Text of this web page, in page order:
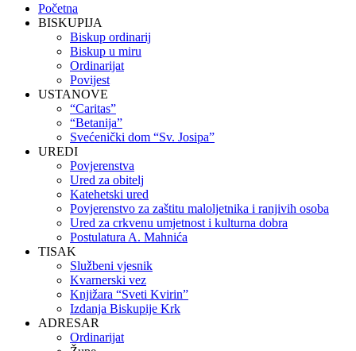
Primary
Menu
Skip
Početna
BISKUPIJA
Biskup ordinarij
Biskup u miru
Ordinarijat
Povijest
USTANOVE
“Caritas”
“Betanija”
Svećenički dom “Sv. Josipa”
UREDI
Povjerenstva
Ured za obitelj
Katehetski ured
Povjerenstvo za zaštitu maloljetnika i ranjivih osoba
Ured za crkvenu umjetnost i kulturna dobra
Postulatura A. Mahnića
TISAK
Službeni vjesnik
Kvarnerski vez
Knjižara “Sveti Kvirin”
Izdanja Biskupije Krk
ADRESAR
Ordinarijat